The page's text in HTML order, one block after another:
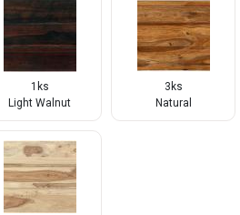
1ks
Light Walnut
3ks
Natural